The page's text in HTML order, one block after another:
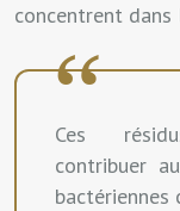
concentrent
Ces
contribuer
bactériennes